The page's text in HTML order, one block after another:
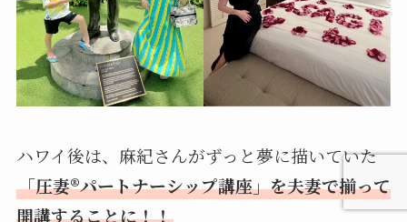
ハワイ後は、麻紀さんがずっと夢に描いていた
「圧妻®パートナーシップ講座」を夫妻で揃って
開講することに！！